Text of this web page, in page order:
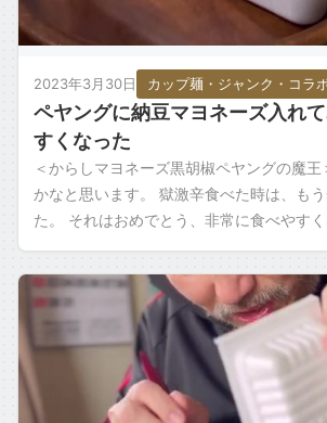
2023年3月30日 カップ麺・ジャンク・コラ
ペヤングに納豆マヨネーズ入れ
すくなった
＜からしマヨネーズ黒胡椒ペヤングの魔王
かなと思います。 獄激辛食べた時は、も
た。 それはおめでとう、非常に食べやす